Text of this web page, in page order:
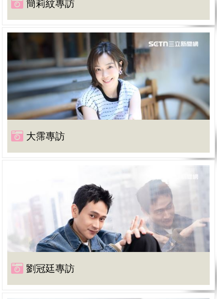
簡莉紋專訪
大霈專訪
劉冠廷專訪